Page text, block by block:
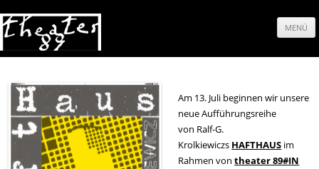
MENÜ
Springe
Am 13. Juli beginnen wir unsere
neue Aufführungsreihe
von Ralf-G.
Krolkiewiczs HAFTHAUS im
Rahmen vontheater 89#IN